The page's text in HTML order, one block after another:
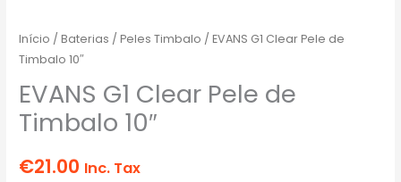
Início /Baterias /Peles Timbalo / EVANS G1 Clear Pele de
Timbalo 10″
EVANS G1 Clear Pele de
Timbalo 10″
€21.00 Inc. Tax